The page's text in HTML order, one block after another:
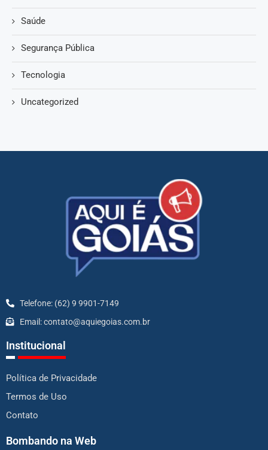
Saúde
Segurança Pública
Tecnologia
Uncategorized
Telefone: (62) 9 9901-7149
Email: contato@aquiegoias.com.br
Institucional
Política de Privacidade
Termos de Uso
Contato
Bombando na Web